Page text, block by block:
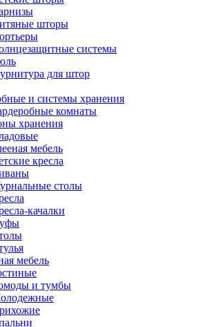
шторы
системы
для штор
и системы хранения
комнаты
хранения
мебель
кресла
столы
качалки
мебель
и тумбы